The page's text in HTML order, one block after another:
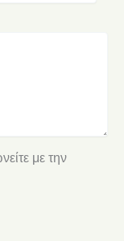
με την